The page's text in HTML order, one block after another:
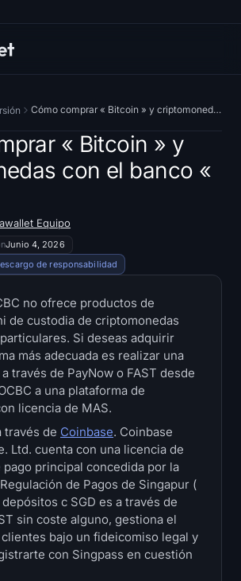
Tesoro
del Tesoro
Tesoro
del Tesoro
Cómo comprar « Bitcoin » y criptomonedas con el banco « OCBC »
« Bitcoin » y
con el banco «
Equipo
Junio 4, 2026
de responsabilidad
no ofrece productos de
de custodia de criptomonedas
Si deseas adquirir
más adecuada es realizar una
través de PayNow o FAST desde
a una plataforma de
licencia de MAS.
través de Coinbase. Coinbase
Ltd. cuenta con una licencia de
principal concedida por la
de Pagos de Singapur (
c SGD es a través de
sin coste alguno, gestiona el
bajo un fideicomiso legal y
con Singpass en cuestión